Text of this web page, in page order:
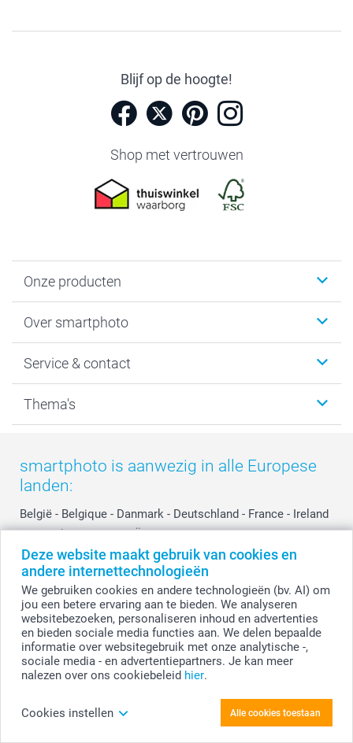
Deze website maakt gebruik van cookies en
andere internettechnologieën
We gebruiken cookies en andere technologieën (bv. AI) om
jou een betere ervaring aan te bieden. We analyseren
websitebezoeken, personaliseren inhoud en advertenties
en bieden sociale media functies aan. We delen bepaalde
informatie over websitegebruik met onze analytische -,
sociale media - en advertentiepartners. Je kan meer
nalezen over ons cookiebeleid hier.
Cookies instellen Alle cookies toestaan
Blijf op de hoogte!
Shop met vertrouwen
Onze producten
Fotoboeken
Fotocadeaus
Kaarten
Over smartphoto
Vacatures
Bestelproces
Privacy
Cookiebeleid
Reviews
Prijslijst
Investor Relations
Service & contact
Tevredenheidsgarantie
smartbonus
smartfriends
service@smartphoto.nl
Affiliate partnerprogramma
Partnerships
Influencer partnerprogramma
Thema's
Moederdag
Vaderdag
Huwelijk
smartphoto is aanwezig in alle Europese
landen:
België - Belgique - Danmark - Deutschland - France - Ireland
- Nederland - Norge - Österreich - Schweiz - Suisse -
Switzerland - Suomi - Sverige - United Kingdom -
Other Countries
Alle prijzen zijn in EURO (€) inclusief BTW en exclusief verzendkosten.